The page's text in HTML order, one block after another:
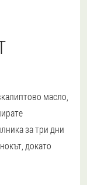
масло,
за три дни
докато